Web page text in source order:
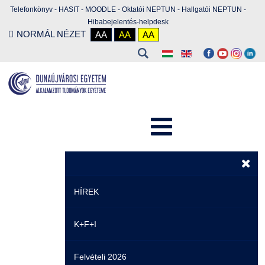
Telefonkönyv - HASIT - MOODLE - Oktatói NEPTUN - Hallgatói NEPTUN -
Hibabejelentés-helpdesk
NORMÁL NÉZET AA AA AA
HÍREK
Hírek
Események
K+F+I
Felvételi 2026